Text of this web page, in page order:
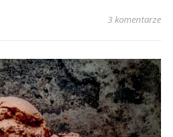
3 komentarze